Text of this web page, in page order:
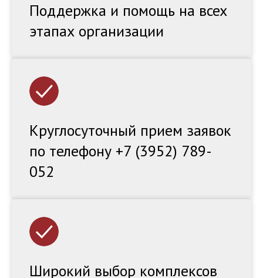
Поддержка и помощь на всех
этапах организации
Круглосуточный прием заявок
по телефону +7 (3952) 789-
052
Широкий выбор комплексов